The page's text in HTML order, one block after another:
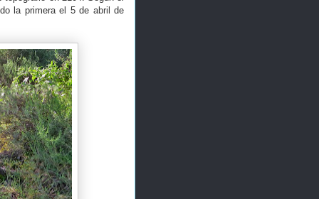
la primera el 5 de abril de